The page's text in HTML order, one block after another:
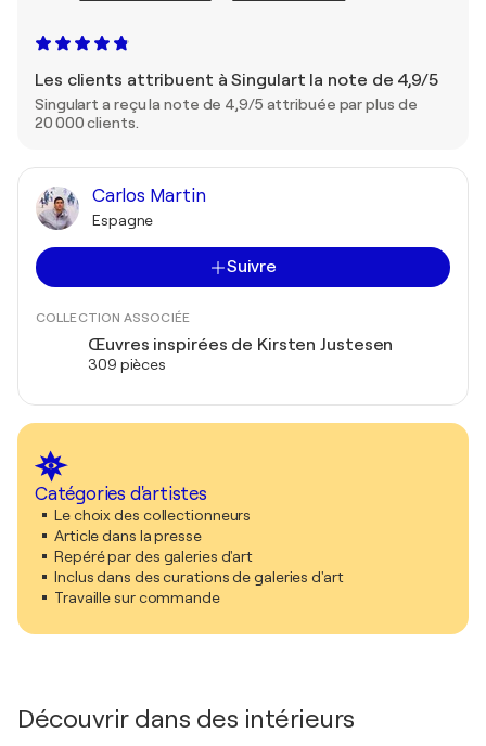
Les clients attribuent à Singulart la note de 4,9/5
Singulart a reçu la note de 4,9/5 attribuée par plus de
20 000 clients.
Carlos Martin
Espagne
Suivre
COLLECTION ASSOCIÉE
Œuvres inspirées de Kirsten Justesen
309 pièces
Catégories d'artistes
Le choix des collectionneurs
Article dans la presse
Repéré par des galeries d'art
Inclus dans des curations de galeries d'art
Travaille sur commande
Découvrir dans des intérieurs